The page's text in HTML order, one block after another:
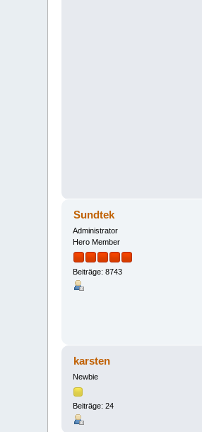
Sundtek
Administrator
Hero Member
Beiträge: 8743
karsten
Newbie
Beiträge: 24